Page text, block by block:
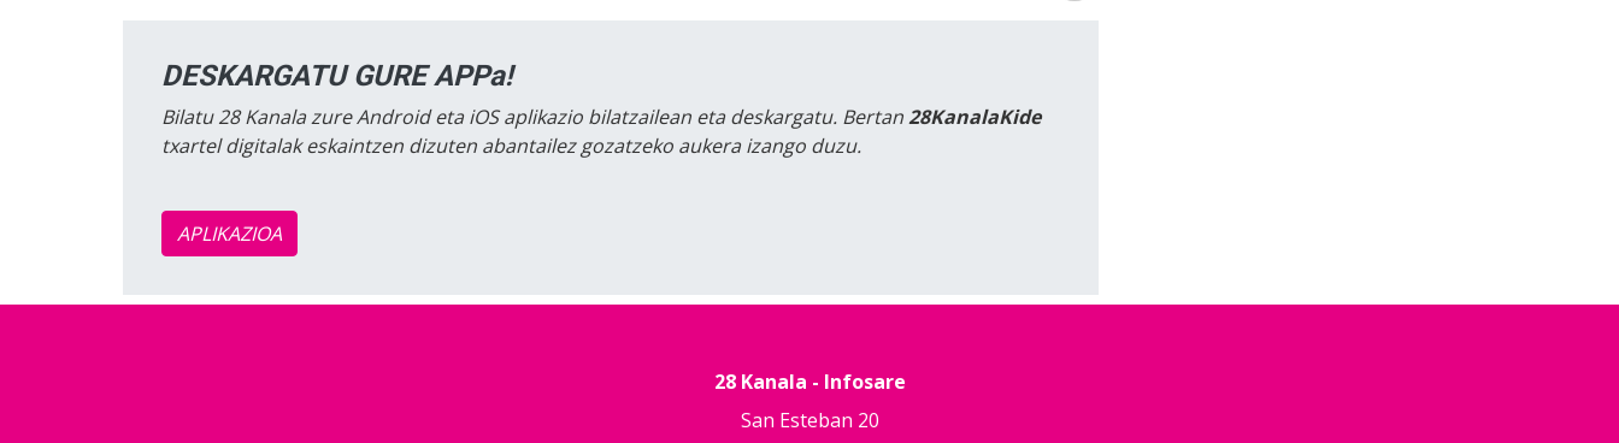
DESKARGATU GURE APPa!
Bilatu 28 Kanala zure Android eta iOS aplikazio bilatzailean eta deskargatu. Bertan28KanalaKide
txartel digitalak eskaintzen dizuten abantailez gozatzeko aukera izango duzu.
APLIKAZIOA
28 Kanala - Infosare
San Esteban 20